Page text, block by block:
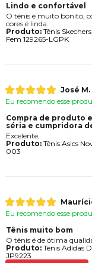
Lindo e confortável
O tênis é muito bonito,
cores é linda.
Produto:Tênis
Fem 129265-LGPK
José M.
Eu recomendo esse
Compra de produto
séria e cumpridora
Excelente,
Produto:Tênis Asics
003
Eu recomendo esse
Tênis muito bom
O tênis é de ótima
Produto:Tênis Adidas
JP9223